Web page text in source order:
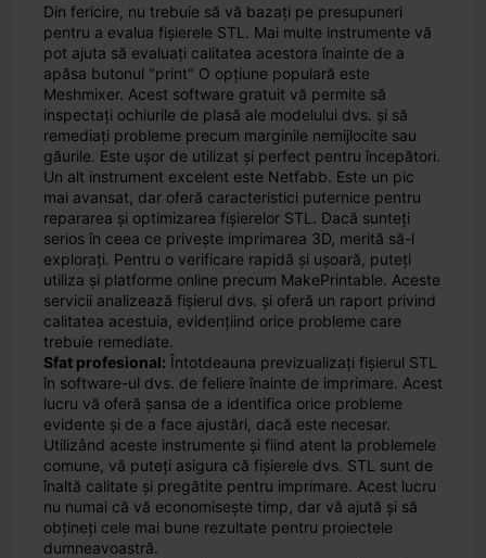
Din fericire, nu trebuie să vă bazați pe presupuneri
pentru a evalua fișierele STL. Mai multe instrumente vă
pot ajuta să evaluați calitatea acestora înainte de a
apăsa butonul "print" O opțiune populară este
Meshmixer. Acest software gratuit vă permite să
inspectați ochiurile de plasă ale modelului dvs. și să
remediați probleme precum marginile nemijlocite sau
găurile. Este ușor de utilizat și perfect pentru începători.
Un alt instrument excelent este Netfabb. Este un pic
mai avansat, dar oferă caracteristici puternice pentru
repararea și optimizarea fișierelor STL. Dacă sunteți
serios în ceea ce privește imprimarea 3D, merită să-l
explorați. Pentru o verificare rapidă și ușoară, puteți
utiliza și platforme online precum MakePrintable. Aceste
servicii analizează fișierul dvs. și oferă un raport privind
calitatea acestuia, evidențiind orice probleme care
trebuie remediate.
Sfat profesional: Întotdeauna previzualizați fișierul STL
în software-ul dvs. de feliere înainte de imprimare. Acest
lucru vă oferă șansa de a identifica orice probleme
evidente și de a face ajustări, dacă este necesar.
Utilizând aceste instrumente și fiind atent la problemele
comune, vă puteți asigura că fișierele dvs. STL sunt de
înaltă calitate și pregătite pentru imprimare. Acest lucru
nu numai că vă economisește timp, dar vă ajută și să
obțineți cele mai bune rezultate pentru proiectele
dumneavoastră.